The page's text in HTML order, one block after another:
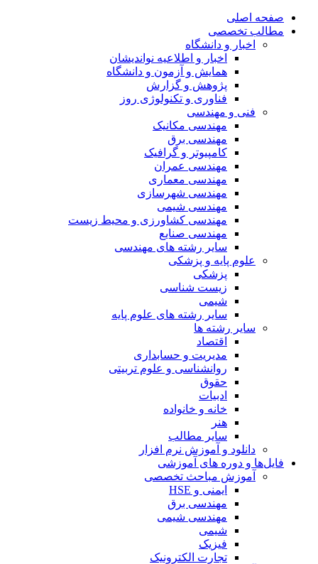
صفحه اصلی
مطالب تخصصی
اخبار و دانشگاه
اخبار و اطلاعیه نواندیشان
همایش و آزمون و دانشگاه
پژوهش و گزارش
فناوری و تکنولوژی روز
فنی و مهندسی
مهندسی مکانیک
مهندسی برق
کامپیوتر و گرافیک
مهندسی عمران
مهندسی معماری
مهندسی شهرسازی
مهندسی شیمی
مهندسی کشاورزی و محیط زیست
مهندسی صنایع
سایر رشته های مهندسی
علوم پایه و پزشکی
پزشکی
زیست شناسی
شیمی
سایر رشته های علوم پایه
سایر رشته ها
اقتصاد
مدیریت و حسابداری
روانشناسی و علوم تربیتی
حقوق
ادبیات
خانه و خانواده
هنر
سایر مطالب
دانلود و آموزش نرم افزار
فایل‌ها و دوره های آموزشی
آموزش مباحث تخصصی
ایمنی و HSE
مهندسی برق
مهندسی شیمی
شیمی
فیزیک
تجارت الکترونیک